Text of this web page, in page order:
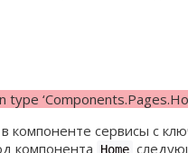
сервисы с
компонента Home